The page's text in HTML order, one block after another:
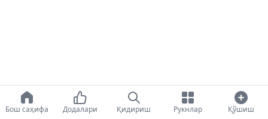
Бош саҳифа Додалари Қидириш Рукнлар Қўшиш